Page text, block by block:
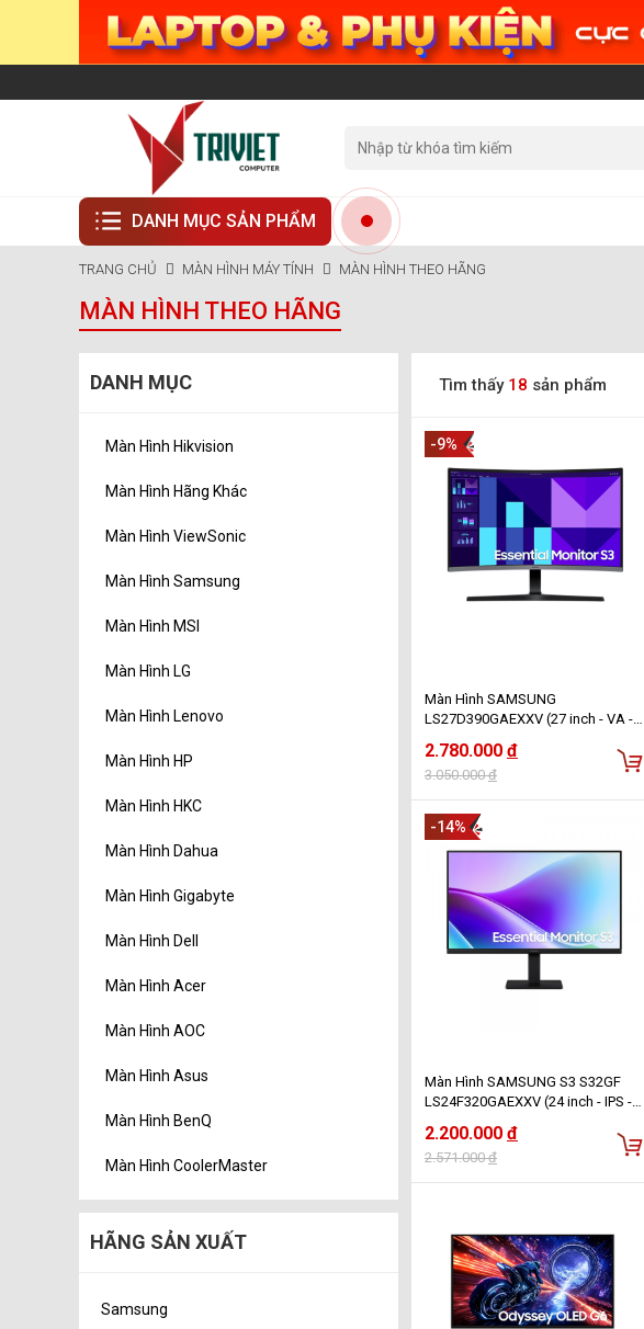
DANH MỤC SẢN PHẨM
TRANG CHỦ MÀN HÌNH MÁY TÍNH MÀN HÌNH THEO HÃNG
MÀN HÌNH THEO HÃNG
DANH MỤC
Màn Hình Hikvision
Màn Hình Hãng Khác
Màn Hình ViewSonic
Màn Hình Samsung
Màn Hình MSI
Màn Hình LG
Màn Hình Lenovo
Màn Hình HP
Màn Hình HKC
Màn Hình Dahua
Màn Hình Gigabyte
Màn Hình Dell
Màn Hình Acer
Màn Hình AOC
Màn Hình Asus
Màn Hình BenQ
Màn Hình CoolerMaster
HÃNG SẢN XUẤT
Samsung
Tìm thấy 18 sản phẩm
-9%
Màn Hình SAMSUNG
LS27D390GAEXXV (27 inch - VA -
2.780.000 đ
3.050.000đ
-14%
Màn Hình SAMSUNG S3 S32GF
LS24F320GAEXXV (24 inch - IPS -
2.200.000 đ
2.571.000đ